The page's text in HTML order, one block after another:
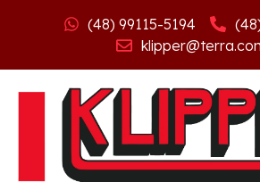
(48) 99115-5194